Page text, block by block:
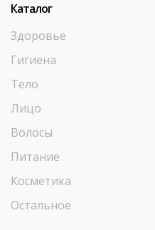
Каталог
Здоровье
Гигиена
Тело
Лицо
Волосы
Питание
Косметика
Остальное